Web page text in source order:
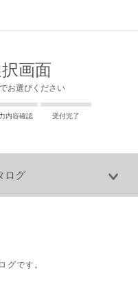
画面
お選びください
内容確認 受付完了
ログ
グです。